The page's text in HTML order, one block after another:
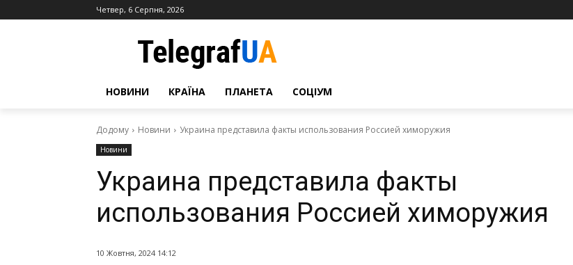
Четвер, 6 Серпня, 2026
НОВИНИ КРАЇНА ПЛАНЕТА СОЦІУМ
Додому Новини Украина представила факты использования Россией химоружия
Новини
Украина представила факты
использования Россией химоружия
10 Жовтня, 2024 14:12